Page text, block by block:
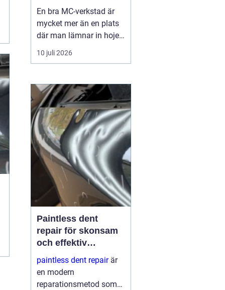
körning
En bra MC-verkstad är
mycket mer än en plats
där man lämnar in hojen
när något går sönder.
För många förare i
trygghet, säkerhet och
körglädje under lång tid
framöver. En
genomtänkt serviceplan
förlänger livslängden på
motorcykel...
10 juli 2026
Paintless dent
repair för skonsam
och effektiv
reparation av
bucklor
paintless dent repairär
en modern
reparationsmetod som